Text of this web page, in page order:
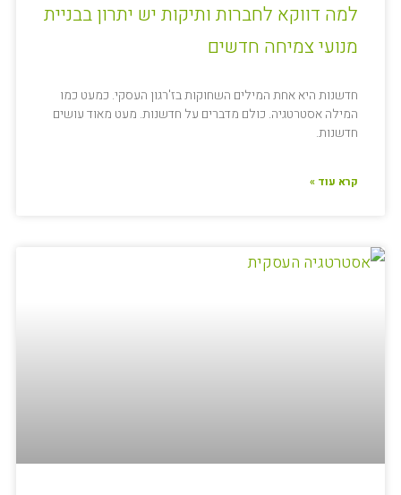
למה דווקא לחברות ותיקות יש יתרון בבניית
מנועי צמיחה חדשים
חדשנות היא אחת המילים השחוקות בז'רגון העסקי. כמעט כמו
המילה אסטרטגיה. כולם מדברים על חדשנות. מעט מאוד עושים
חדשנות.
קרא עוד »